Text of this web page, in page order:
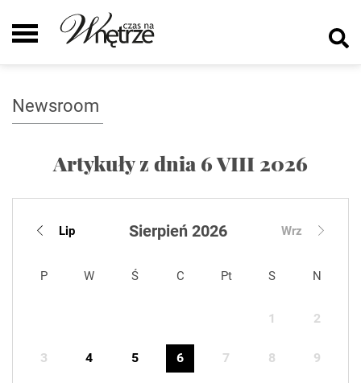
Newsroom
Artykuły z dnia 6 VIII 2026
Lip Sierpień 2026 Wrz
P W Ś C Pt S N
1 2
3 4 5 6 7 8 9